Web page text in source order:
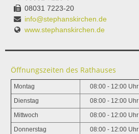
08031 7223-20
info@stephanskirchen.de
www.stephanskirchen.de
Öffnungszeiten des Rathauses
Montag 08:00 - 12:00 Uhr
Dienstag 08:00 - 12:00 Uhr
Mittwoch 08:00 - 12:00 Uhr
Donnerstag 08:00 - 12:00 Uhr